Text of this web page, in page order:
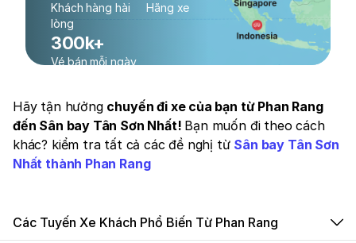
Khách hàng hài
lòng
Hãng xe
300k+
Vé bán mỗi ngày
Hãy tận hưởng chuyến đi xe của bạn từ Phan Rang
đến Sân bay Tân Sơn Nhất! Bạn muốn đi theo cách
khác? kiểm tra tất cả các đề nghị từ Sân bay Tân Sơn
Nhất thành Phan Rang
Các Tuyến Xe Khách Phổ Biến Từ Phan Rang